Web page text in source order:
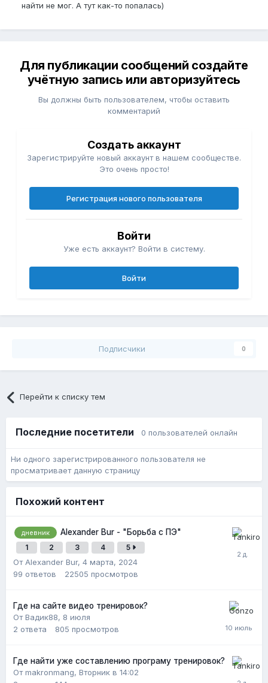
найти не мог. А тут как-то попалась)
Для публикации сообщений создайте
учётную запись или авторизуйтесь
Вы должны быть пользователем, чтобы оставить
комментарий
Создать аккаунт
Зарегистрируйте новый аккаунт в нашем сообществе.
Это очень просто!
Регистрация нового пользователя
Войти
Уже есть аккаунт? Войти в систему.
Войти
Подписчики 0
Перейти к списку тем
Последние посетители 0 пользователей онлайн
Ни одного зарегистрированного пользователя не
просматривает данную страницу
Похожий контент
дневник Alexander Bur - "Борьба с ПЭ"
1 2 3 4 5
От Alexander Bur, 4 марта, 2024
99 ответов 22505 просмотров
Где на сайте видео тренировок?
От Вадик88, 8 июля
2 ответа 805 просмотров
Где найти уже составлению програму тренировок?
От makronmang, Вторник в 14:02